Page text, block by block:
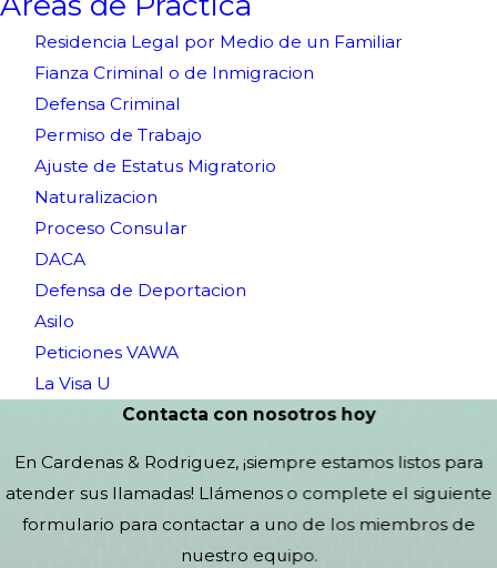
Residencia Legal por Medio de un Familiar
Fianza Criminal o de Inmigracion
Defensa Criminal
Permiso de Trabajo
Ajuste de Estatus Migratorio
Naturalizacion
Proceso Consular
DACA
Defensa de Deportacion
Asilo
Peticiones VAWA
La Visa U
Contacta con nosotros hoy
En Cardenas & Rodriguez, ¡siempre estamos listos para
atender sus llamadas! Llámenos o complete el siguiente
formulario para contactar a uno de los miembros de
nuestro equipo.